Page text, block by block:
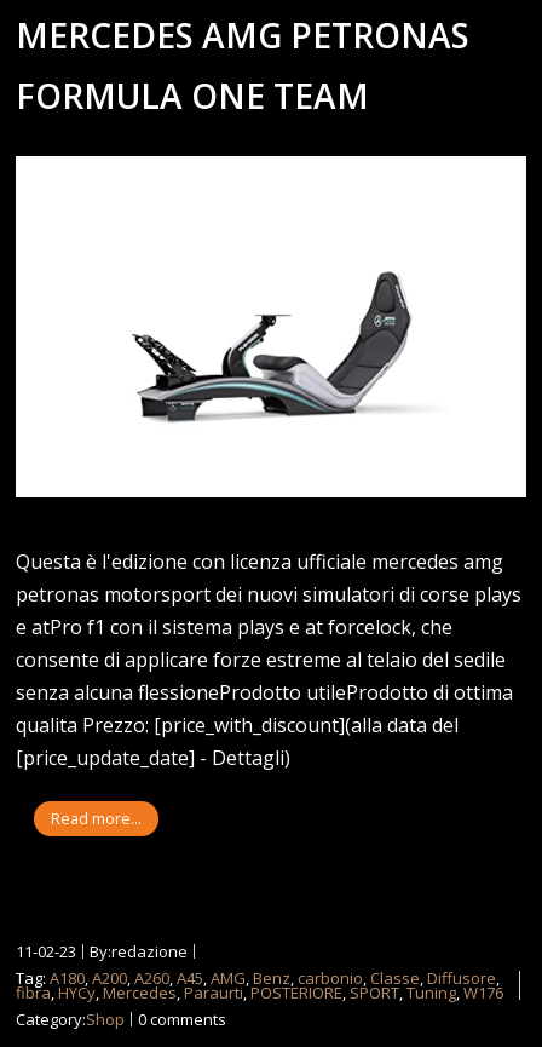
MERCEDES AMG PETRONAS
FORMULA ONE TEAM
Questa è l'edizione con licenza ufficiale mercedes amg
petronas motorsport dei nuovi simulatori di corse plays
e atPro f1 con il sistema plays e at forcelock, che
consente di applicare forze estreme al telaio del sedile
senza alcuna flessioneProdotto utileProdotto di ottima
qualita Prezzo: [price_with_discount](alla data del
[price_update_date] - Dettagli)
Read more...
11-02-23
By:redazione
Tag:A180,A200,A260,A45,AMG,Benz, carbonio, Classe,Diffusore,
fibra,HYCy,Mercedes,Paraurti,POSTERIORE, SPORT,Tuning,W176
Category:Shop 0 comments